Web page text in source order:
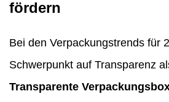
fördern
Bei den Verpackungstrends für
Schwerpunkt auf Transparenz
Transparente